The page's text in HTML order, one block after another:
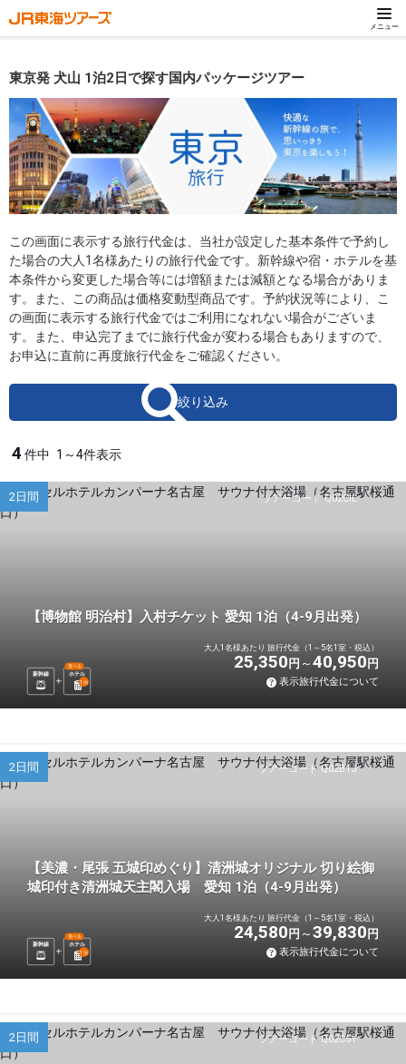
メニュー
東京発 犬山 1泊2日で探す国内パッケージツアー
この画面に表示する旅行代金は、当社が設定した基本条件で予約し
た場合の大人1名様あたりの旅行代金です。新幹線や宿・ホテルを基
本条件から変更した場合等には増額または減額となる場合がありま
す。また、この商品は価格変動型商品です。予約状況等により、こ
の画面に表示する旅行代金ではご利用になれない場合がございま
す。また、申込完了までに旅行代金が変わる場合もありますので、
お申込に直前に再度旅行代金をご確認ください。
絞り込み
4 件中 1～4件表示
ツアーコード Q02CIL
2日間
【博物館 明治村】入村チケット 愛知 1泊（4-9月出発）
新幹線 ホテル
選べる
1 泊
大人1名様あたり 旅行代金（1～5名1室・税込）
25,350 円 40,950 円
表示旅行代金について
ツアーコード Q02B1J
2日間
【美濃・尾張 五城印めぐり】清洲城オリジナル 切り絵御
城印付き清洲城天主閣入場 愛知 1泊（4-9月出発）
新幹線 ホテル
選べる
1 泊
大人1名様あたり 旅行代金（1～5名1室・税込）
24,580 円 39,830 円
表示旅行代金について
ツアーコード Q02C5Y
2日間